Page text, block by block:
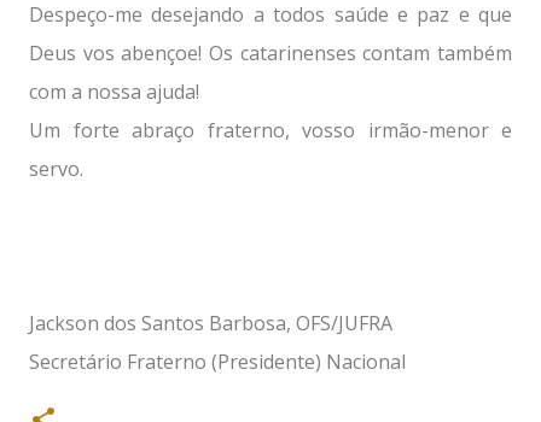
Despeço-me desejando a todos saúde e paz e que
Deus vos abençoe! Os catarinenses contam também
com a nossa ajuda!
Um forte abraço fraterno, vosso irmão-menor e
servo.
Jackson dos Santos Barbosa, OFS/JUFRA
Secretário Fraterno (Presidente) Nacional